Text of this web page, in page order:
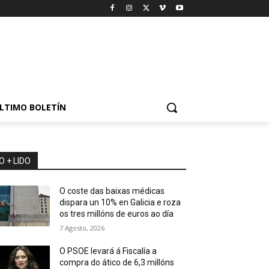
BOLETÍN
+ LIDO
O coste das baixas médicas
dispara un 10% en Galicia e roza
os tres millóns de euros ao día
7 Agosto, 2026
O PSOE levará á Fiscalía a
compra do ático de 6,3 millóns